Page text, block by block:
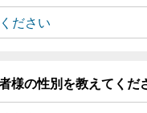
様の性別を教えてくだ